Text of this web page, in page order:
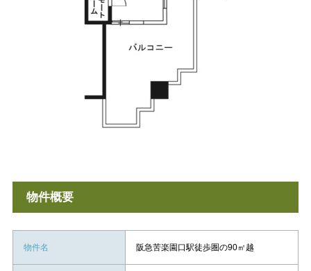
物件概要
物件名 阪急苦楽園口駅徒歩圏の90㎡越